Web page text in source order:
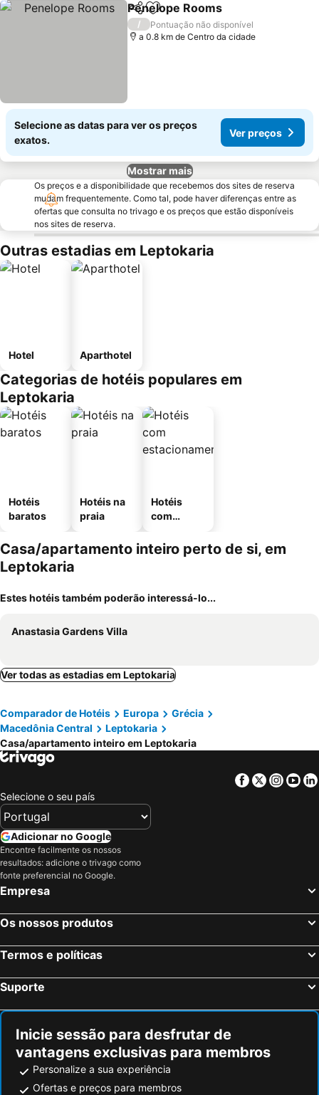
PartilharAdicionar aos favoritos
Penelope Rooms
/
Pontuação não disponível
a 0.8 km de Centro da cidade
Selecione as datas para ver os preços
exatos.
Ver preços
Mostrar mais
Os preços e a disponibilidade que recebemos dos sites de reserva
mudam frequentemente. Como tal, pode haver diferenças entre as
ofertas que consulta no trivago e os preços que estão disponíveis
nos sites de reserva.
Outras estadias em Leptokaria
Hotel Aparthotel
Categorias de hotéis populares em
Leptokaria
Hotéis
baratos
Hotéis na
praia
Hotéis
com
mento
Casa/apartamento inteiro perto de si, em
Leptokaria
Estes hotéis também poderão interessá-lo...
Anastasia Gardens Villa
Ver todas as estadias em Leptokaria
Comparador de Hotéis Europa
Grécia
Macedônia Central
Leptokaria
Casa/apartamento inteiro em Leptokaria
Facebook
Twitter
Selecione o seu país
Adicionar no Google
Encontre facilmente os nossos
resultados: adicione o trivago como
fonte preferencial no Google.
Empresa
Os nossos produtos
Termos e políticas
Suporte
Inicie sessão para desfrutar de
vantagens exclusivas para membros
Personalize a sua experiência
Ofertas e preços para membros